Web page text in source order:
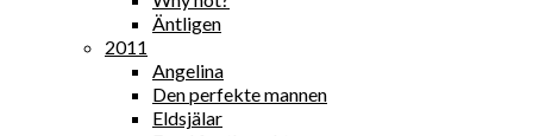
Äntligen
2011
Angelina
Den perfekte mannen
Eldsjälar